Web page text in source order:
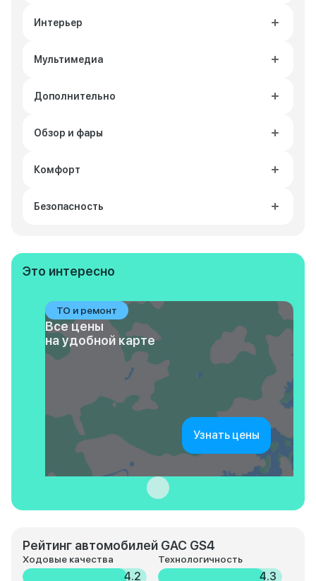
Интерьер
Мультимедиа
Дополнительно
Обзор и фары
Комфорт
Безопасность
Это интересно
ТО и ремонт
Все цены
на удобной карте
Узнать цены
Рейтинг автомобилей GAC GS4
Ходовые качества
4.2
Технологичность
4.3